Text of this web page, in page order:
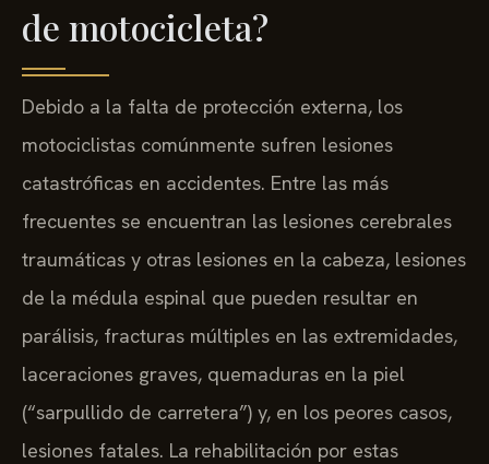
de motocicleta?
Debido a la falta de protección externa, los
motociclistas comúnmente sufren lesiones
catastróficas en accidentes. Entre las más
frecuentes se encuentran las lesiones cerebrales
traumáticas y otras lesiones en la cabeza, lesiones
de la médula espinal que pueden resultar en
parálisis, fracturas múltiples en las extremidades,
laceraciones graves, quemaduras en la piel
(“sarpullido de carretera”) y, en los peores casos,
lesiones fatales. La rehabilitación por estas